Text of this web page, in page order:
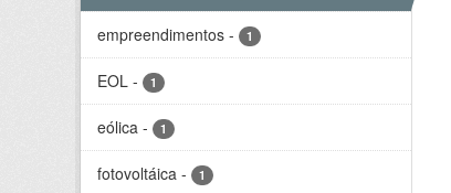
empreendimentos - 1
EOL - 1
eólica - 1
fotovoltáica - 1